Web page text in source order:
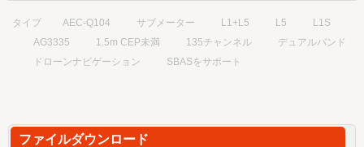
タイプ AEC-Q104 サブメーター L1+L5 L5
L1S
AG3335
1.5m CEP未満 135チャンネル
デュアルバンド
ドローンナビゲーション
SBASをサポート
ファイルダウンロード